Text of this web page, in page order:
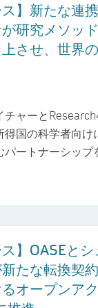
】新たな連携
研究メソッ
させ、世界
チャーと
得国の科学者向
ートナーシップ
ス】OASEと
たな転換契
オープンア